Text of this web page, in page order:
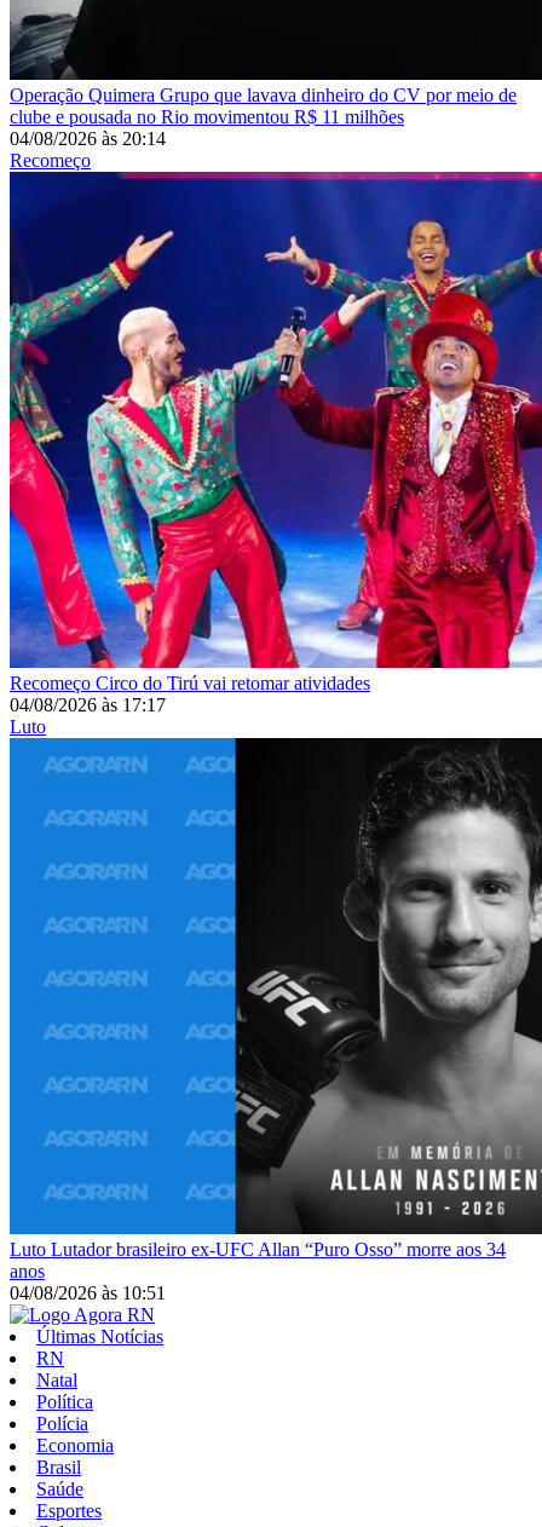
Operação Quimera Grupo que lavava dinheiro do CV por meio de
clube e pousada no Rio movimentou R$ 11 milhões
04/08/2026 às 20:14
Recomeço
Recomeço Circo do Tirú vai retomar atividades
04/08/2026 às 17:17
Luto
Luto Lutador brasileiro ex-UFC Allan “Puro Osso” morre aos 34
anos
04/08/2026 às 10:51
Últimas Notícias
RN
Natal
Política
Polícia
Economia
Brasil
Saúde
Esportes